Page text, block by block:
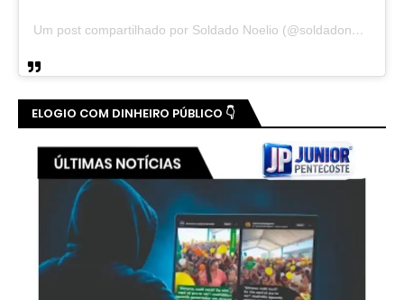
Um post compartilhado por Soldado Noelio (@soldadonoelio)
ELOGIO COM DINHEIRO PÚBLICO 👇